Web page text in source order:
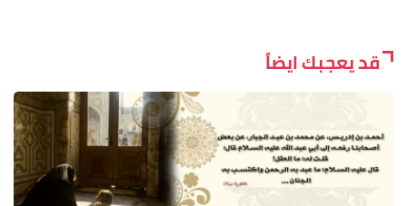
قد يعجبك ايضاً